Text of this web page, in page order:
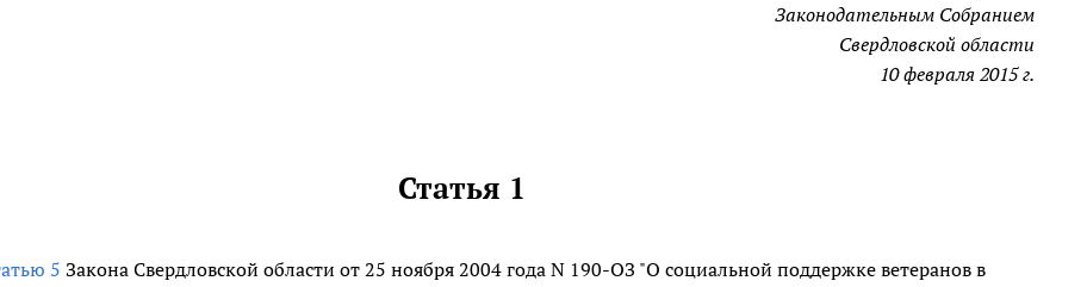
Законодательным Собранием
Свердловской области
10 февраля 2015 г.
Статья 1
5 Закона Свердловской области от 25 ноября 2004 года N 190-ОЗ "О социальной поддержке ветеранов в